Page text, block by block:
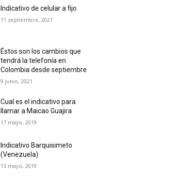
Indicativo de celular a fijo
11 septiembre, 2021
Éstos son los cambios que
tendrá la telefonía en
Colombia desde septiembre
9 junio, 2021
Cual es el indicativo para
llamar a Maicao Guajira
17 mayo, 2019
Indicativo Barquisimeto
(Venezuela)
13 mayo, 2019